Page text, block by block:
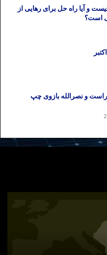
و آیا راه حل برای رهایی از
است؟
و نصرالله بازوی چپ